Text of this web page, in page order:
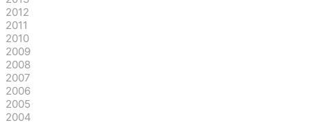
2012
2011
2010
2009
2008
2007
2006
2005
2004